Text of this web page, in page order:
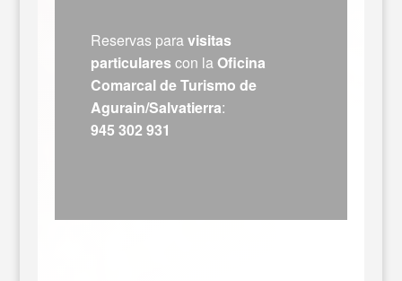
Reservas paravisitas
particulares con laOficina
Comarcal de Turismo de
Agurain/Salvatierra:
945 302 931